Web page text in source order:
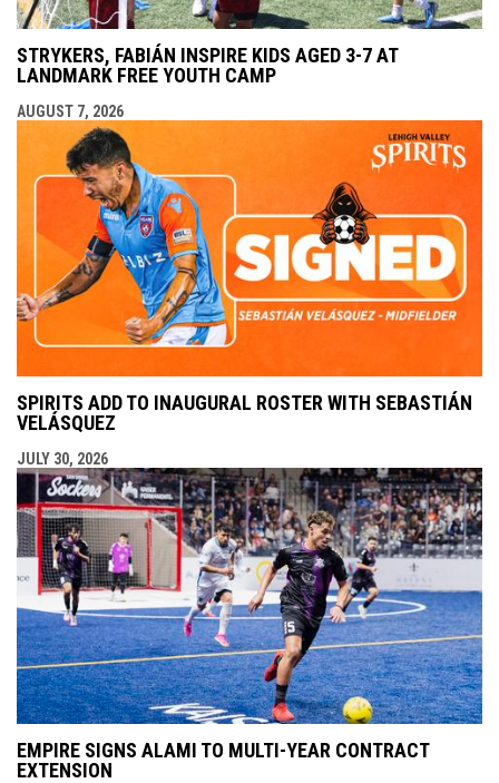
STRYKERS, FABIÁN INSPIRE KIDS AGED 3-7 AT
LANDMARK FREE YOUTH CAMP
AUGUST 7, 2026
SPIRITS ADD TO INAUGURAL ROSTER WITH SEBASTIÁN
VELÁSQUEZ
JULY 30, 2026
EMPIRE SIGNS ALAMI TO MULTI-YEAR CONTRACT
EXTENSION